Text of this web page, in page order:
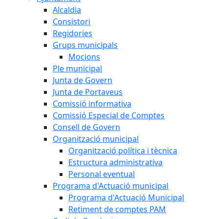
Alcaldia
Consistori
Regidories
Grups municipals
Mocions
Ple municipal
Junta de Govern
Junta de Portaveus
Comissió informativa
Comissió Especial de Comptes
Consell de Govern
Organització municipal
Organització política i tècnica
Estructura administrativa
Personal eventual
Programa d'Actuació municipal
Programa d'Actuació Municipal
Retiment de comptes PAM